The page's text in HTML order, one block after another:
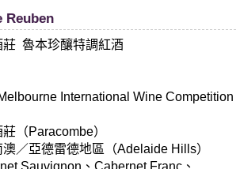
Reuben
魯本珍釀特調紅酒
International Wine Competition
（Paracombe）
亞德雷德地區（Adelaide Hills）
Sauvignon、Cabernet Franc、